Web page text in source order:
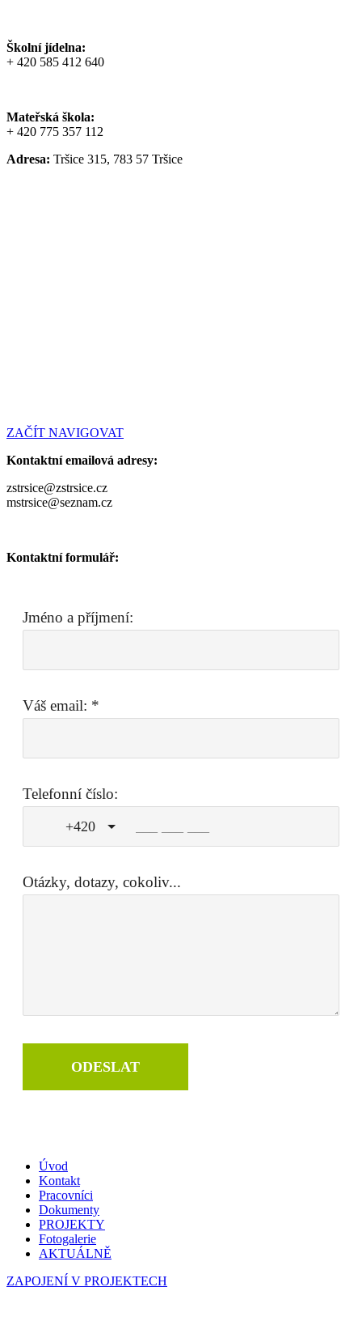
Školní jídelna:
+ 420 585 412 640
Mateřská škola:
+ 420 775 357 112
Adresa: Tršice 315, 783 57 Tršice
ZAČÍT NAVIGOVAT
Kontaktní emailová adresy:
zstrsice@zstrsice.cz
mstrsice@seznam.cz
Kontaktní formulář:
Jméno a příjmení:
Váš email: *
Telefonní číslo:
+420
Otázky, dotazy, cokoliv...
ODESLAT
Úvod
Kontakt
Pracovníci
Dokumenty
PROJEKTY
Fotogalerie
AKTUÁLNĚ
ZAPOJENÍ V PROJEKTECH